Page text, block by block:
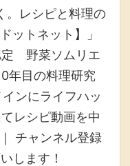
。レシピと料理の
ットネット】」
定 野菜ソムリエ
年目の料理研究
ンにライフハッ
レシピ動画を中
チャンネル登録
します！